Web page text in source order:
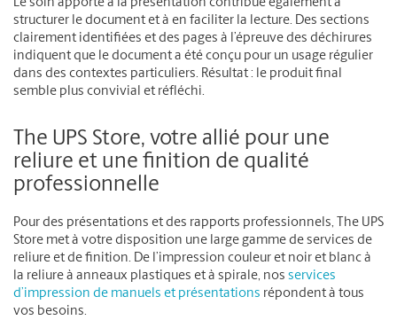
Le soin apporté à la présentation contribue également à
structurer le document et à en faciliter la lecture. Des sections
clairement identifiées et des pages à l’épreuve des déchirures
indiquent que le document a été conçu pour un usage régulier
dans des contextes particuliers. Résultat : le produit final
semble plus convivial et réfléchi.
The UPS Store, votre allié pour une
reliure et une finition de qualité
professionnelle
Pour des présentations et des rapports professionnels, The UPS
Store met à votre disposition une large gamme de services de
reliure et de finition. De l’impression couleur et noir et blanc à
la reliure à anneaux plastiques et à spirale, nos services
d’impression de manuels et présentations répondent à tous
vos besoins.